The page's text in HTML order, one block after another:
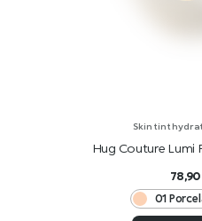
Skin tint
Hug Couture Lumi
01